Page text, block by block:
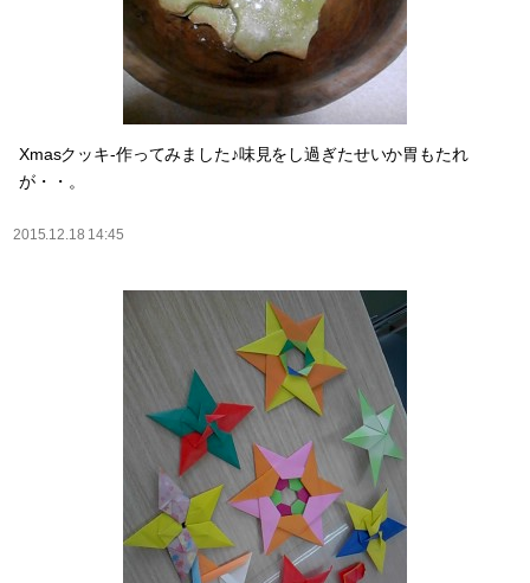
Xmasクッキ-作ってみました♪味見をし過ぎたせいか胃もたれ
が・・。
2015.12.18 14:45